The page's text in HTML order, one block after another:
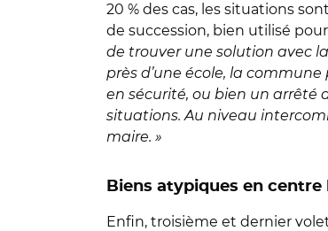
20 % des cas, les situations
de succession, bien utilisé
de trouver une solution avec
près d’une école, la
en sécurité, ou bien un arrêté
situations. Au niveau
maire. »
Biens atypiques en centre
Enfin, troisième et dernier